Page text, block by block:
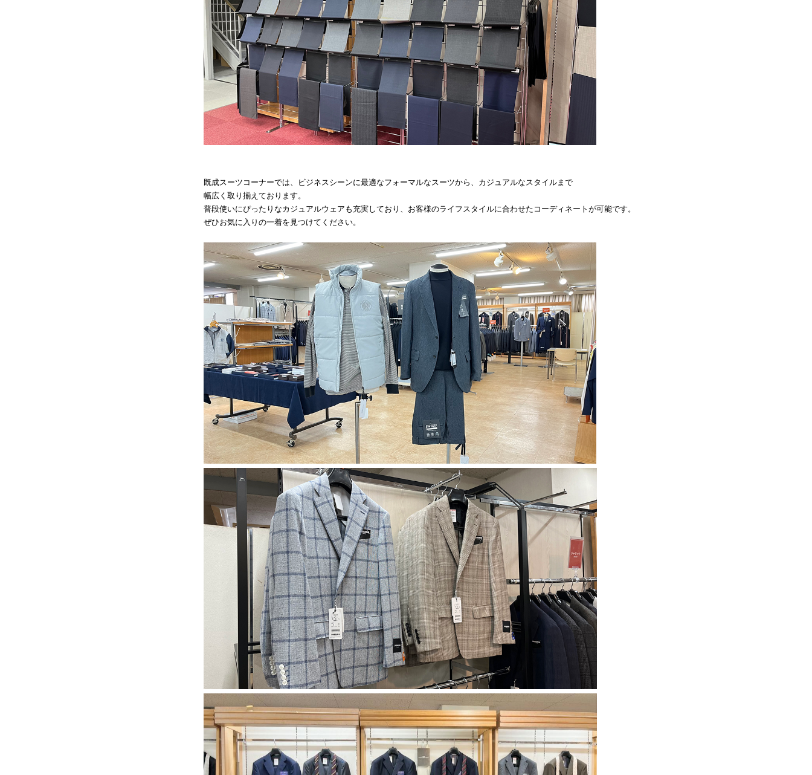
既成スーツコーナーでは、ビジネスシーンに最適なフォーマルなスーツから、カジュアルなスタイルまで
幅広く取り揃えております。
普段使いにぴったりなカジュアルウェアも充実しており、お客様のライフスタイルに合わせたコーディネートが可能です。
ぜひお気に入りの一着を見つけてください。